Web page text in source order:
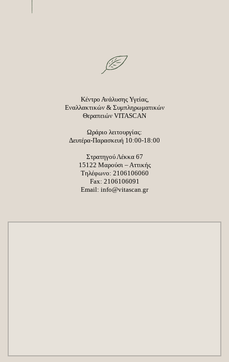
Κέντρο Ανάλυσης Υγείας,
Εναλλακτικών & Συμπληρωματικών
Θεραπειών VITASCAN
Ωράριο λειτουργίας:
Δευτέρα-Παρασκευή 10:00-18:00
Στρατηγού Λέκκα 67
15122 Μαρούσι – Αττικής
Τηλέφωνο: 2106106060
Fax: 2106106091
Email: info@vitascan.gr